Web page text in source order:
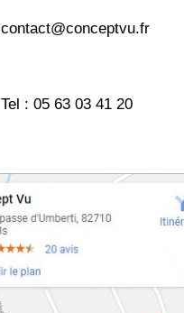
contact@conceptvu.fr
Tel : 05 63 03 41 20